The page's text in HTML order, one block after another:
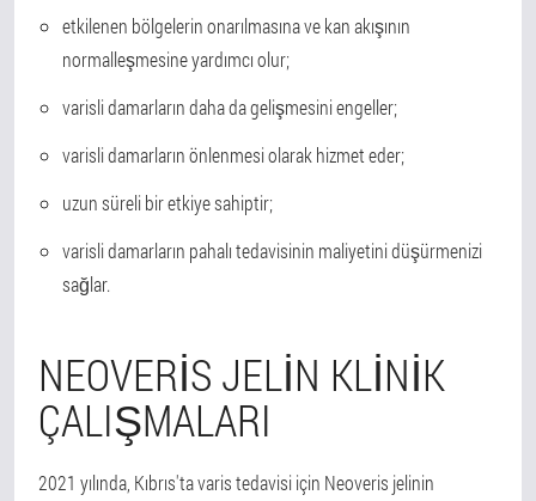
etkilenen bölgelerin onarılmasına ve kan akışının
normalleşmesine yardımcı olur;
varisli damarların daha da gelişmesini engeller;
varisli damarların önlenmesi olarak hizmet eder;
uzun süreli bir etkiye sahiptir;
varisli damarların pahalı tedavisinin maliyetini düşürmenizi
sağlar.
NEOVERIS JELIN KLINIK
ÇALIŞMALARI
2021 yılında, Kıbrıs'ta varis tedavisi için Neoveris jelinin